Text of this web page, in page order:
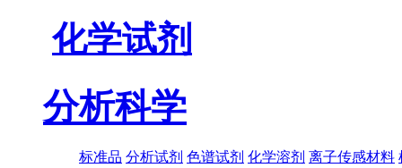
化学试剂
分析科学
标准品 分析试剂 色谱试剂 化学溶剂 离子传感材料